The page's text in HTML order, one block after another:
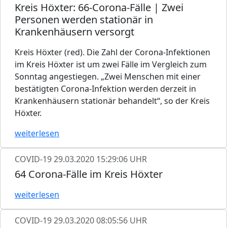
Kreis Höxter: 66-Corona-Fälle | Zwei
Personen werden stationär in
Krankenhäusern versorgt
Kreis Höxter (red). Die Zahl der Corona-Infektionen
im Kreis Höxter ist um zwei Fälle im Vergleich zum
Sonntag angestiegen. „Zwei Menschen mit einer
bestätigten Corona-Infektion werden derzeit in
Krankenhäusern stationär behandelt“, so der Kreis
Höxter.
weiterlesen
COVID-1929.03.2020 15:29:06 UHR
64 Corona-Fälle im Kreis Höxter
weiterlesen
COVID-1929.03.2020 08:05:56 UHR